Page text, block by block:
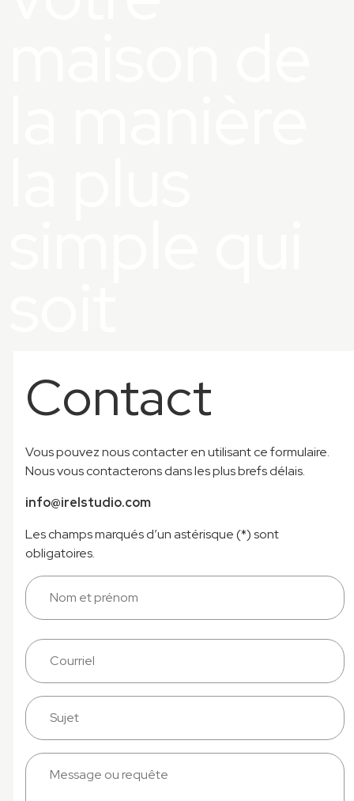
Contact
Vous pouvez nous contacter en utilisant ce formulaire.
Nous vous contacterons dans les plus brefs délais.
info@irelstudio.com
Les champs marqués d’un astérisque (*) sont
obligatoires.